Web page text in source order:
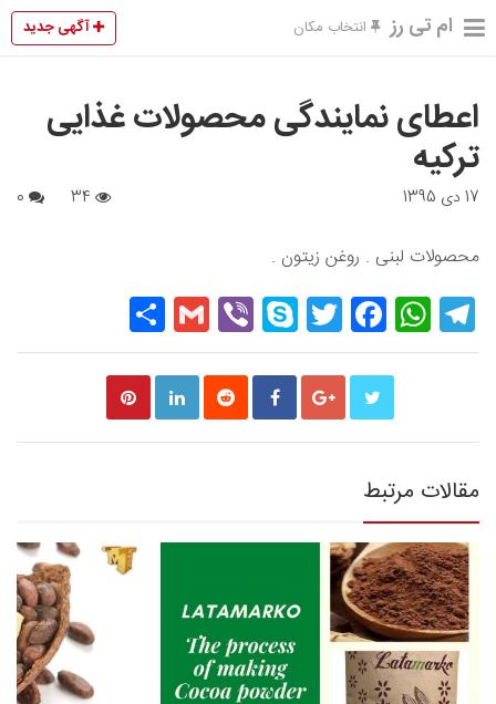
ام تی رز انتخاب مکان آگهی جدید
اعطای نمایندگی محصولات غذایی
ترکیه
17 دی 1395
محصولات لبنی . روغن زیتون .
Telegram
WhatsApp
Facebook
Twitter
Skype
Viber
Gmail
مقالات مرتبط